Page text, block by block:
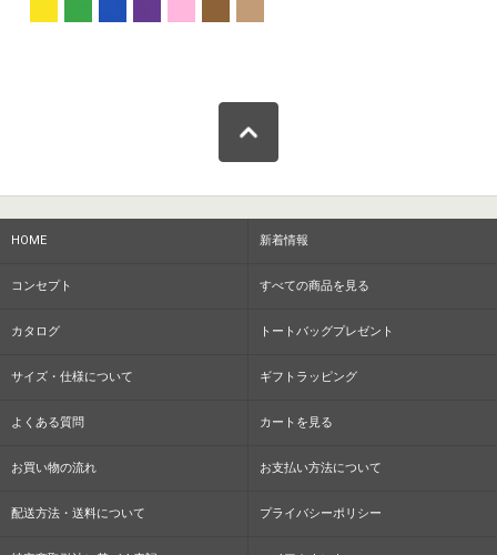
HOME 新着情報
コンセプト すべての商品を見る
カタログ トートバッグプレゼント
サイズ・仕様について ギフトラッピング
よくある質問 カートを見る
お買い物の流れ お支払い方法について
配送方法・送料について プライバシーポリシー